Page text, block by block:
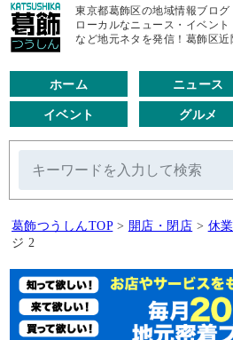
東京都葛飾区の地域情報ブロ
ローカルなニュース・イベン
など地元ネタを発信！葛飾区近
ホーム ニュース
イベント グルメ
葛飾つうしんTOP > 開店・閉店 > 休
ジ 2